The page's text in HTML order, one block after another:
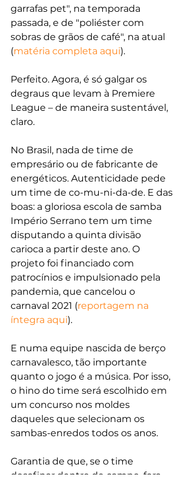
garrafas pet", na temporada
passada, e de "poliéster com
sobras de grãos de café", na atual
(matéria completa aqui).
Perfeito. Agora, é só galgar os
degraus que levam à Premiere
League – de maneira sustentável,
claro.
No Brasil, nada de time de
empresário ou de fabricante de
energéticos. Autenticidade pede
um time de co-mu-ni-da-de. E das
boas: a gloriosa escola de samba
Império Serrano tem um time
disputando a quinta divisão
carioca a partir deste ano. O
projeto foi financiado com
patrocínios e impulsionado pela
pandemia, que cancelou o
carnaval 2021 (reportagem na
íntegra aqui).
E numa equipe nascida de berço
carnavalesco, tão importante
quanto o jogo é a música. Por isso,
o hino do time será escolhido em
um concurso nos moldes
daqueles que selecionam os
sambas-enredos todos os anos.
Garantia de que, se o time
desafinar dentro de campo, fora